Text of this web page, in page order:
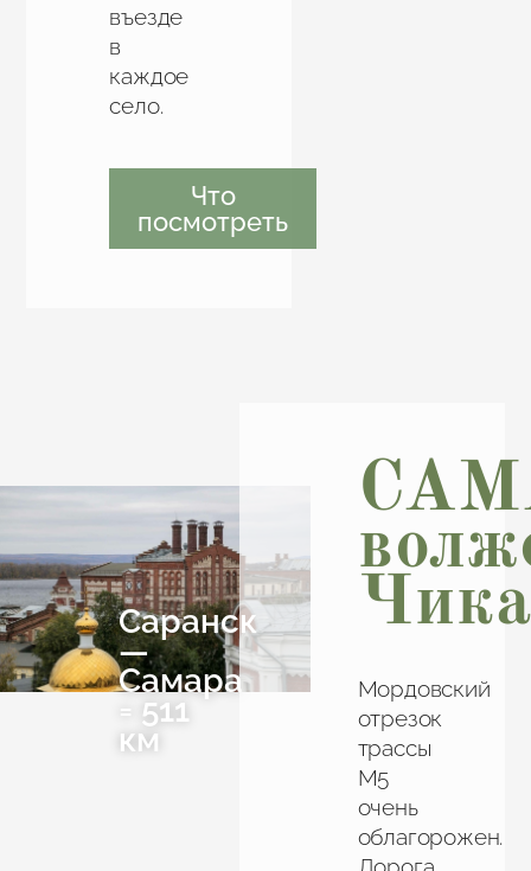
въезде
в
каждое
село.
Что
посмотреть
Саранск
—
Самара
= 511
км
Мордовский
отрезок
трассы
М5
очень
облагорожен.